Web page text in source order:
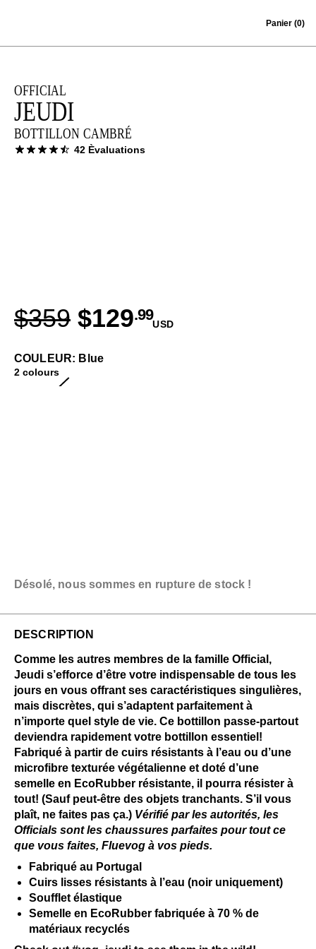
Panier (0)
OFFICIAL
JEUDI
BOTTILLON CAMBRÉ
42 Èvaluations
$359 $129.99
USD
COULEUR: Blue
2 colours
Désolé, nous sommes en rupture de stock !
DESCRIPTION
Comme les autres membres de la famille Official,
Jeudi s’efforce d’être votre indispensable de tous les
jours en vous offrant ses caractéristiques singulières,
mais discrètes, qui s’adaptent parfaitement à
n’importe quel style de vie. Ce bottillon passe-partout
deviendra rapidement votre bottillon essentiel!
Fabriqué à partir de cuirs résistants à l’eau ou d’une
microfibre texturée végétalienne et doté d’une
semelle en EcoRubber résistante, il pourra résister à
tout! (Sauf peut-être des objets tranchants. S’il vous
plaît, ne faites pas ça.) Vérifié par les autorités, les
Officials sont les chaussures parfaites pour tout ce
que vous faites, Fluevog à vos pieds.
Fabriqué au Portugal
Cuirs lisses résistants à l’eau (noir uniquement)
Soufflet élastique
Semelle en EcoRubber fabriquée à 70 % de
matériaux recyclés